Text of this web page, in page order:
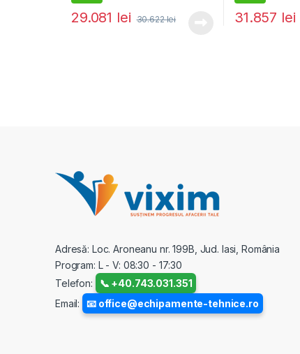
29.081 lei 30.622lei 31.857 lei
Adresă: Loc. Aroneanu nr. 199B, Jud. Iasi, România
Program: L - V: 08:30 - 17:30
Telefon:
📞 +40.743.031.351
Email:
📧 office@echipamente-tehnice.ro